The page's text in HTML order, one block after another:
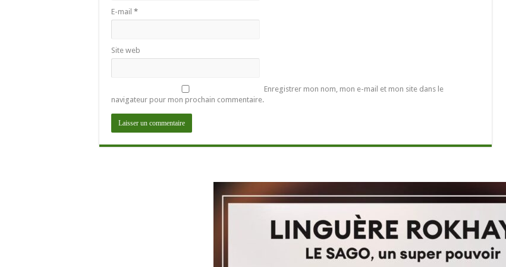
E-mail *
Site web
Enregistrer mon nom, mon e-mail et mon site dans le
navigateur pour mon prochain commentaire.